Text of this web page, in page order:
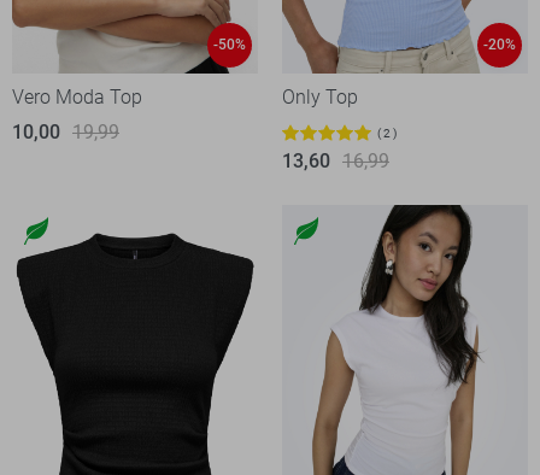
-50%
Vero Moda Top
10,00 19,99
-20%
Only Top
2
13,60 16,99